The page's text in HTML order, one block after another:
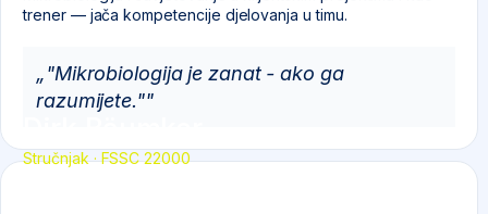
trener — jača kompetencije djelovanja u timu.
„"Mikrobiologija je zanat - ako ga
razumijete.""
Stručnjak · FSSC 22000